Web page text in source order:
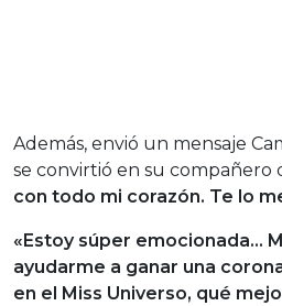
Además, envió un mensaje
se convirtió en su compañero
con todo mi corazón. Te lo
«Estoy súper emocionada…
ayudarme a ganar una
en el Miss Universo, qué